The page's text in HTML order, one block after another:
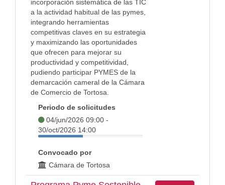
incorporación sistemática de las TIC
a la actividad habitual de las pymes,
integrando herramientas
competitivas claves en su estrategia
y maximizando las oportunidades
que ofrecen para mejorar su
productividad y competitividad,
pudiendo participar PYMES de la
demarcación cameral de la Cámara
de Comercio de Tortosa.
Periodo de solicitudes
04/jun/2026 09:00 -
30/oct/2026 14:00
Convocado por
Cámara de Tortosa